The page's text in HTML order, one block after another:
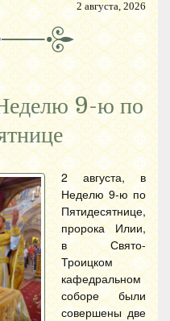
2 августа, 2026
9-ю по
2 августа, в
Неделю 9-ю по
Пятидесятнице,
пророка Илии,
в Свято-
Троицком
кафедральном
соборе были
совершены две